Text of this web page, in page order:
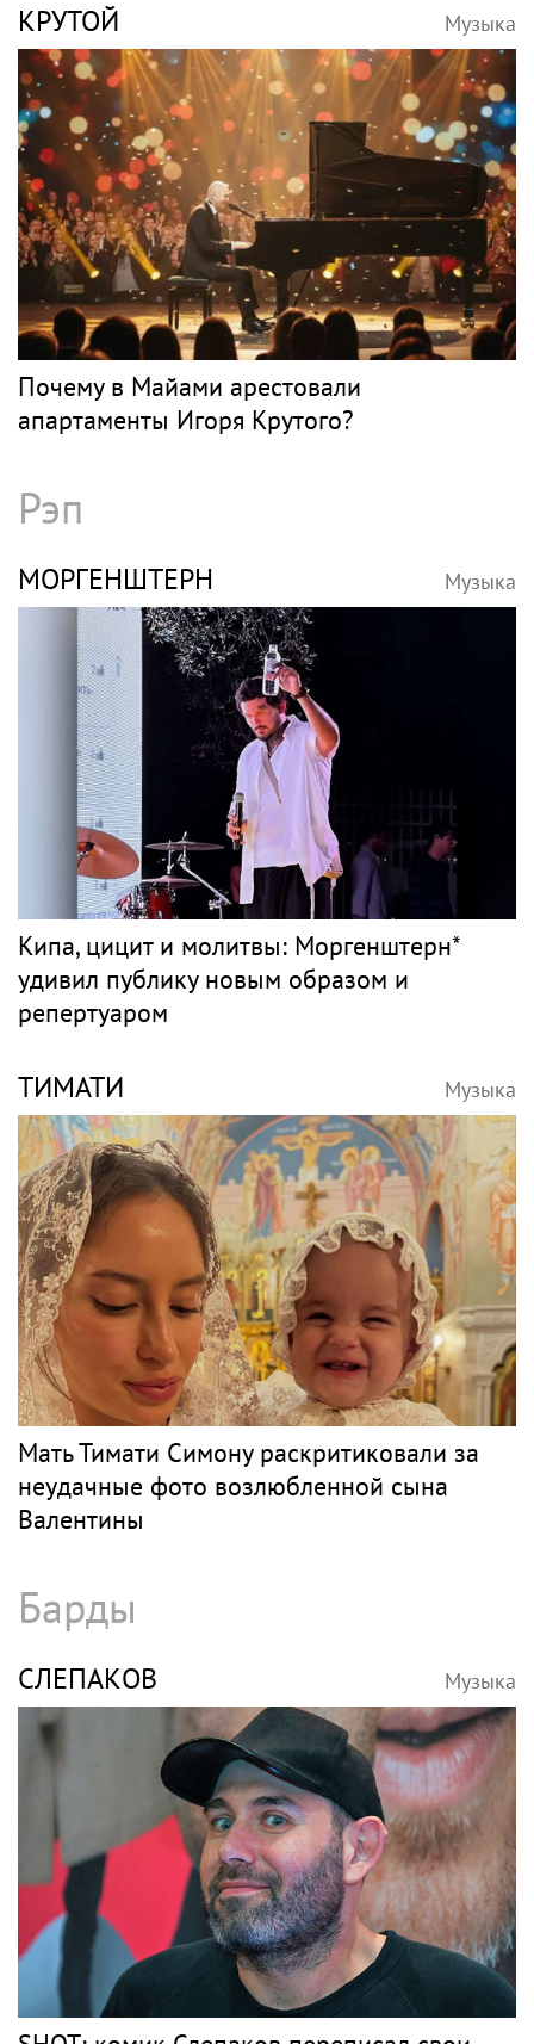
КРУТОЙ Музыка
Почему в Майами арестовали
апартаменты Игоря Крутого?
Рэп
МОРГЕНШТЕРН Музыка
Кипа, цицит и молитвы: Моргенштерн*
удивил публику новым образом и
репертуаром
ТИМАТИ Музыка
Мать Тимати Симону раскритиковали за
неудачные фото возлюбленной сына
Валентины
Барды
СЛЕПАКОВ Музыка